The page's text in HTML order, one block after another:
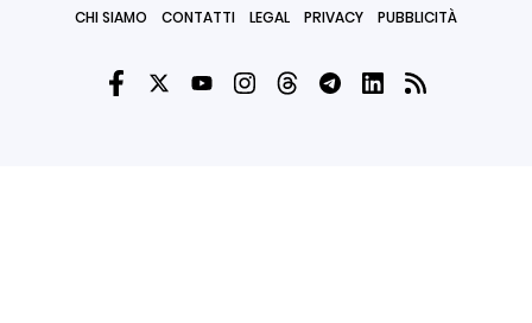
CHI SIAMO CONTATTI LEGAL PRIVACY PUBBLICITÀ